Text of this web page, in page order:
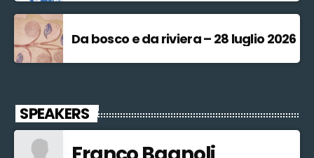
Da bosco e da riviera – 28 luglio 2026
SPEAKERS